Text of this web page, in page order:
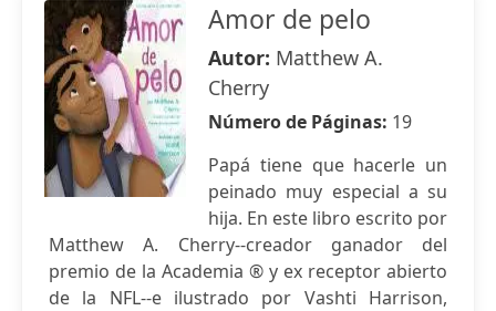
Amor de pelo
Autor: Matthew A.
Cherry
Número de Páginas: 19
Papá tiene que hacerle un
peinado muy especial a su
hija. En este libro escrito por
Matthew A. Cherry--creador ganador del
premio de la Academia ® y ex receptor abierto
de la NFL--e ilustrado por Vashti Harrison,